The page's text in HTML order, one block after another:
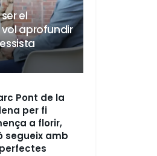
el
vol aprofundir
Pont de la
per fi
a florir,
segueix amb